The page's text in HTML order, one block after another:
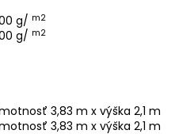
g/ m2
g/ m2
3,83 m x výška 2,1 m
3,83 m x výška 2,1 m